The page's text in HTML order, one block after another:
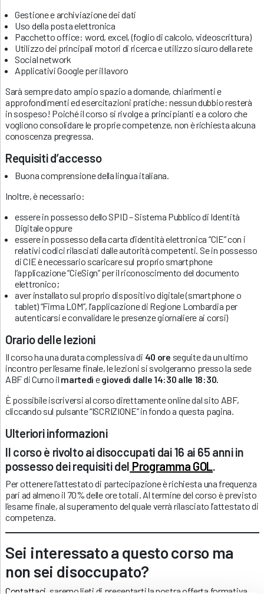
Gestione e archiviazione dei dati
Uso della posta elettronica
Pacchetto office: word, excel, (foglio di calcolo, videoscrittura)
Utilizzo dei principali motori di ricerca e utilizzo sicuro della rete
Social network
Applicativi Google per il lavoro
Sarà sempre dato ampio spazio a domande, chiarimenti e
approfondimenti ed esercitazioni pratiche: nessun dubbio resterà
in sospeso! Poiché il corso si rivolge a principianti e a coloro che
vogliono consolidare le proprie competenze, non è richiesta alcuna
conoscenza pregressa.
Requisiti d’accesso
Buona comprensione della lingua italiana.
Inoltre, è necessario:
essere in possesso dello SPID – Sistema Pubblico di Identità
Digitale oppure
essere in possesso della carta d’identità elettronica “CIE” con i
relativi codici rilasciati dalle autorità competenti. Se in possesso
di CIE è necessario scaricare sul proprio smartphone
l’applicazione “CieSign” per il riconoscimento del documento
elettronico;
aver installato sul proprio dispositivo digitale (smartphone o
tablet) “Firma LOM”, l’applicazione di Regione Lombardia per
autenticarsi e convalidare le presenze giornaliere ai corsi)
Orario delle lezioni
Il corso ha una durata complessiva di 40 ore seguite da un ultimo
incontro per l’esame finale, le lezioni si svolgeranno presso la sede
ABF di Curno il martedì egiovedì dalle 14:30 alle 18:30.
È possibile iscriversi al corso direttamente online dal sito ABF,
cliccando sul pulsante “ISCRIZIONE” in fondo a questa pagina.
Ulteriori informazioni
Il corso è rivolto ai disoccupati dai 16 ai 65 anni in
possesso dei requisiti del Programma GOL.
Per ottenere l’attestato di partecipazione è richiesta una frequenza
pari ad almeno il 70% delle ore totali. Al termine del corso è previsto
l’esame finale, al superamento del quale verrà rilasciato l’attestato di
competenza.
Sei interessato a questo corso ma
non sei disoccupato?
Contattaci , saremo lieti di presentarti la nostra offerta formativa